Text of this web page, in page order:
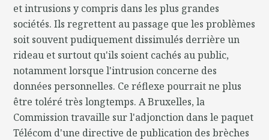
et intrusions y compris dans les plus grandes
sociétés. Ils regrettent au passage que les problèmes
soit souvent pudiquement dissimulés derrière un
rideau et surtout qu'ils soient cachés au public,
notamment lorsque l'intrusion concerne des
données personnelles. Ce réflexe pourrait ne plus
être toléré très longtemps. A Bruxelles, la
Commission travaille sur l'adjonction dans le paquet
Télécom d'une directive de publication des brèches